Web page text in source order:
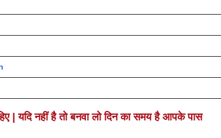
| यदि नहीं है तो बनवा लो दिन का समय है आपके पास